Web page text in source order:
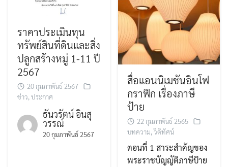
ราคาประเมินทุน
ทรัพย์สินที่ดินและสิ่ง
ปลูกสร้างหมู่ 1-11 ปี
2567
20 กุมภาพันธ์ 2567
ข่าว, ประกาศ
ธันวรัตน์ อินสุ
วรรณ์
20 กุมภาพันธ์ 2567
สื่อแอนนิเมชันอินโฟ
กราฟิก เรื่องภาษี
ป้าย
22 กุมภาพันธ์ 2565
บทความ,วีดิทัศน์
ตอนที่ 1 สาระสำคัญของ
พระราชบัญญัติภาษีป้าย